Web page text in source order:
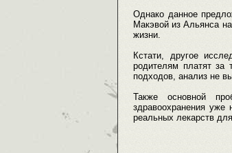
Однако данное
Макэвой из Альянса
жизни.
Кстати, другое
родителям платят за
подходов, анализ не
Также основной
здравоохранения уже
реальных лекарств